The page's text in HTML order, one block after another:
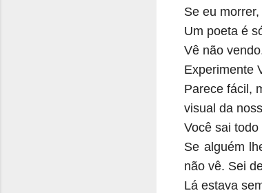
Se eu
Um poeta é
Vê não
Experimente
Parece fácil,
visual da
Você sai
Se alguém
não vê. Sei
Lá estava